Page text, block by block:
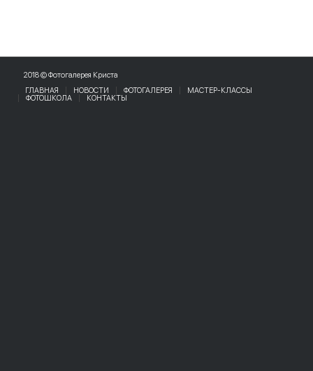
2018 © Фотогалерея Криста
ГЛАВНАЯ
НОВОСТИ ФОТОГАЛЕРЕЯ
МАСТЕР-КЛАССЫ
ФОТОШКОЛА
КОНТАКТЫ